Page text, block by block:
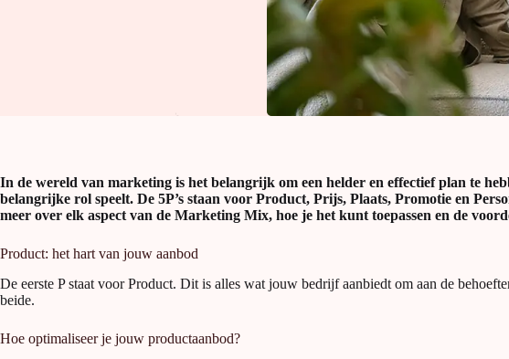
In de wereld van marketing is het belangrijk om een helder en effectief plan te
belangrijke rol speelt. De 5P’s staan voor Product, Prijs, Plaats, Promotie en
meer over elk aspect van de Marketing Mix, hoe je het kunt toepassen en de
Product: het hart van jouw aanbod
De eerste P staat voor Product. Dit is alles wat jouw bedrijf aanbiedt om aan de
beide.
Hoe optimaliseer je jouw productaanbod?